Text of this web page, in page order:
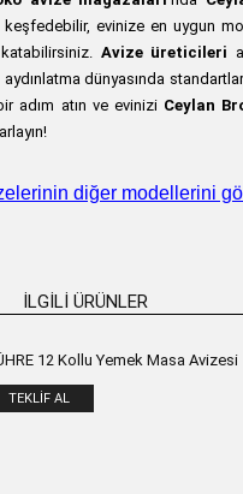
evinize en uygun
Avize üreticileri
aydınlatma dünyasında
adım atın ve evinizi Ceylan
diğer modellerini
İLGILI ÜRÜNLER
12 Kollu Yemek Masa Avizesi
TEKLIF AL